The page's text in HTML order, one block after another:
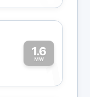
1.6
MW1